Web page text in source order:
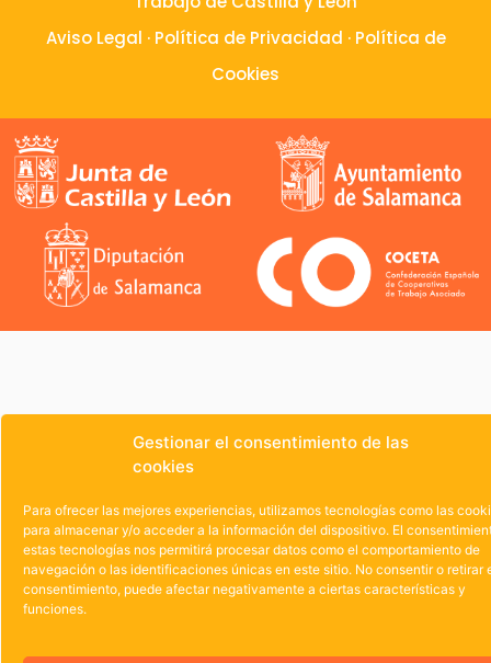
Gestionar el consentimiento de las
cookies
Para ofrecer las mejores experiencias, utilizamos tecnologías como las
para almacenar y/o acceder a la información del dispositivo. El
estas tecnologías nos permitirá procesar datos como el comportamiento de
navegación o las identificaciones únicas en este sitio. No consentir o retirar
consentimiento, puede afectar negativamente a ciertas características y
funciones.
Aviso Legal · Política de Privacidad · Política de
Cookies